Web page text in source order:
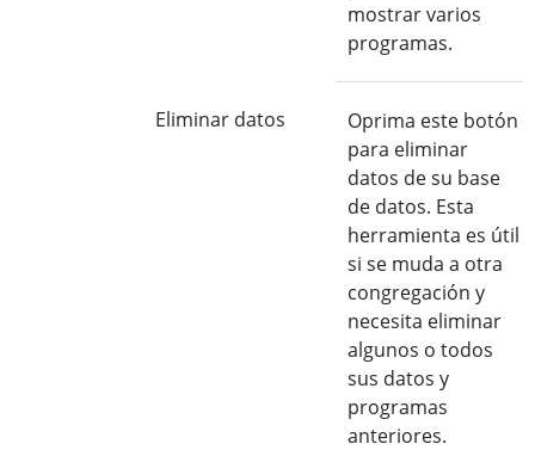
mostrar varios
programas.
Eliminar datos
Oprima este botón
para eliminar
datos de su base
de datos. Esta
herramienta es útil
si se muda a otra
congregación y
necesita eliminar
algunos o todos
sus datos y
programas
anteriores.